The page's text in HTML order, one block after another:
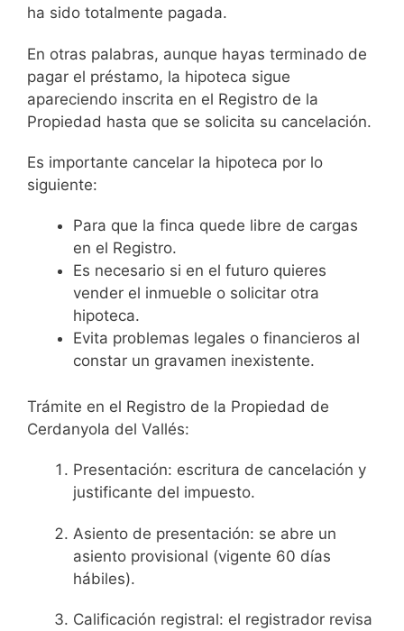
ha sido totalmente pagada.
En otras palabras, aunque hayas terminado de
pagar el préstamo, la hipoteca sigue
apareciendo inscrita en el Registro de la
Propiedad hasta que se solicita su cancelación.
Es importante cancelar la hipoteca por lo
siguiente:
Para que la finca quede libre de cargas
en el Registro.
Es necesario si en el futuro quieres
vender el inmueble o solicitar otra
hipoteca.
Evita problemas legales o financieros al
constar un gravamen inexistente.
Trámite en el Registro de la Propiedad de
Cerdanyola del Vallés:
Presentación: escritura de cancelación y
justificante del impuesto.
Asiento de presentación: se abre un
asiento provisional (vigente 60 días
hábiles).
Calificación registral: el registrador revisa